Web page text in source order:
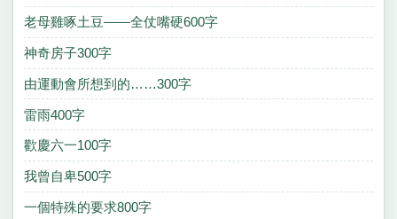
老母雞啄土豆——全仗嘴硬600字
神奇房子300字
由運動會所想到的……300字
雷雨400字
歡慶六一100字
我曾自卑500字
一個特殊的要求800字